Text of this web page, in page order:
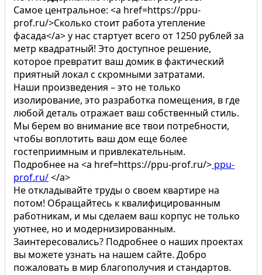
Самое центральное: <a href=https://ppu-
prof.ru/>Сколько стоит работа утепление
фасада</a> у нас стартует всего от 1250 рублей за
метр квадратный! Это доступное решение,
которое превратит ваш домик в фактический
приятный локал с скромными затратами.
Наши произведения – это не только
изолирование, это разработка помещения, в где
любой деталь отражает ваш собственный стиль.
Мы берем во внимание все твои потребности,
чтобы воплотить ваш дом еще более
гостеприимным и привлекательным.
Подробнее на <a href=https://ppu-prof.ru/> ppu-
prof.ru/</a>
Не откладывайте труды о своем квартире на
потом! Обращайтесь к квалифицированным
работникам, и мы сделаем ваш корпус не только
уютнее, но и модернизированным.
Заинтересовались? Подробнее о наших проектах
вы можете узнать на нашем сайте. Добро
пожаловать в мир благополучия и стандартов.